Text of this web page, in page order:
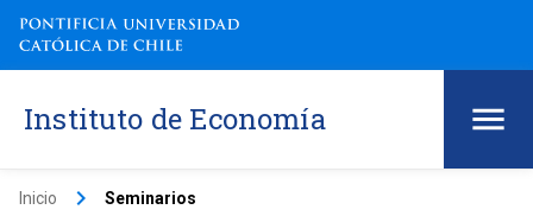
Instituto de Economía
Inicio keyboard_arrow_right Seminarios